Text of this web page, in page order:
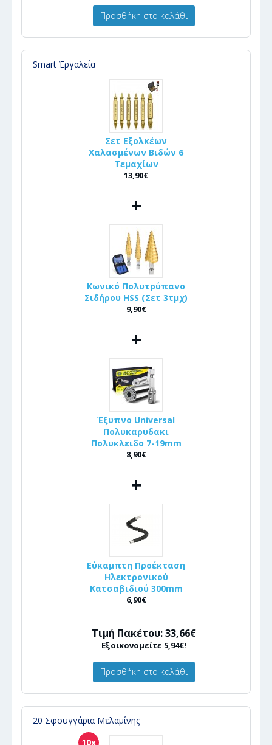
Προσθήκη στο καλάθι
Smart Έργαλεία
Σετ Εξολκέων
Χαλασμένων Βιδών 6
Τεμαχίων
13,90€
+
Κωνικό Πολυτρύπανο
Σιδήρου HSS (Σετ 3τμχ)
9,90€
+
Έξυπνο Universal
Πολυκαρυδακι
Πολυκλειδο 7-19mm
8,90€
+
Εύκαμπτη Προέκταση
Ηλεκτρονικού
Κατσαβιδιού 300mm
6,90€
Τιμή Πακέτου: 33,66€
Εξοικονομείτε 5,94€!
Προσθήκη στο καλάθι
20 Σφουγγάρια Μελαμίνης
10x